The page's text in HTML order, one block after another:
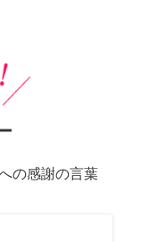
の感謝の言葉